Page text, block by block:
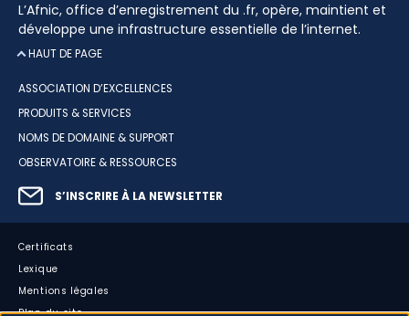
L’Afnic, office d’enregistrement du .fr, opère, maintient et
développe une infrastructure essentielle de l’internet.
HAUT DE PAGE
ASSOCIATION D’EXCELLENCES
PRODUITS & SERVICES
NOMS DE DOMAINE & SUPPORT
OBSERVATOIRE & RESSOURCES
S’INSCRIRE À LA NEWSLETTER
Certificats
Lexique
Mentions légales
Plan du site